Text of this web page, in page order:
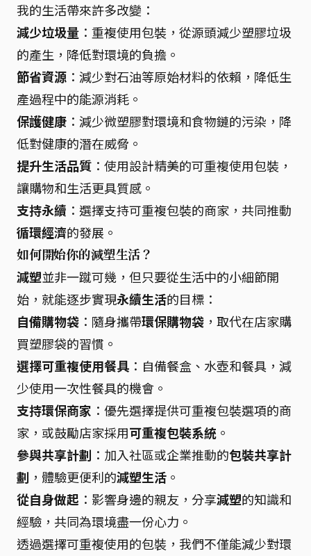
我的生活帶來許多改變：
減少垃圾量 ：重複使用包裝，從源頭減少塑膠垃圾
的產生，降低對環境的負擔。
節省資源 ：減少對石油等原始材料的依賴，降低生
產過程中的能源消耗。
保護健康 ：減少微塑膠對環境和食物鏈的污染，降
低對健康的潛在威脅。
提升生活品質 ：使用設計精美的可重複使用包裝，
讓購物和生活更具質感。
支持永續 ：選擇支持可重複包裝的商家，共同推動
循環經濟的發展。
如何開始你的減塑生活？
減塑並非一蹴可幾，但只要從生活中的小細節開
始，就能逐步實現永續生活的目標：
自備購物袋 ：隨身攜帶環保購物袋 ，取代在店家購
買塑膠袋的習慣。
選擇可重複使用餐具 ：自備餐盒、水壺和餐具，減
少使用一次性餐具的機會。
支持環保商家 ：優先選擇提供可重複包裝選項的商
家，或鼓勵店家採用可重複包裝系統 。
參與共享計劃 ：加入社區或企業推動的包裝共享計
劃 ，體驗更便利的減塑生活 。
從自身做起 ：影響身邊的親友，分享減塑的知識和
經驗，共同為環境盡一份心力。
透過選擇可重複使用的包裝，我們不僅能減少對環